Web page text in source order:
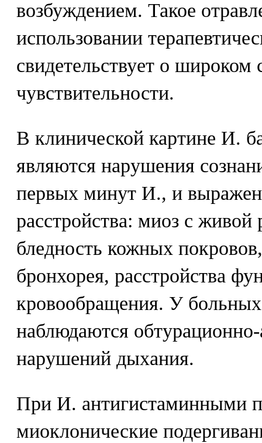
возбуждением. Такое
использовании
свидетельствует о широком
чувствительности.
В клинической картине И.
являются нарушения
первых минут И., и
расстройства: миоз с живой
бледность кожных
бронхорея, расстройства
кровообращения. У
наблюдаются
нарушений дыхания.
При И. антигистаминными
миоклонические